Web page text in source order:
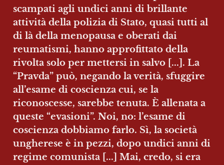
scampati agli undici anni di brillante
attività della polizia di Stato, quasi tutti al
di là della menopausa e oberati dai
reumatismi, hanno approfittato della
rivolta solo per mettersi in salvo [...]. La
“Pravda” può, negando la verità, sfuggire
all’esame di coscienza cui, se la
riconoscesse, sarebbe tenuta. È allenata a
queste “evasioni”. Noi, no: l’esame di
coscienza dobbiamo farlo. Sì, la società
ungherese è in pezzi, dopo undici anni di
regime comunista [...] Mai, credo, si era